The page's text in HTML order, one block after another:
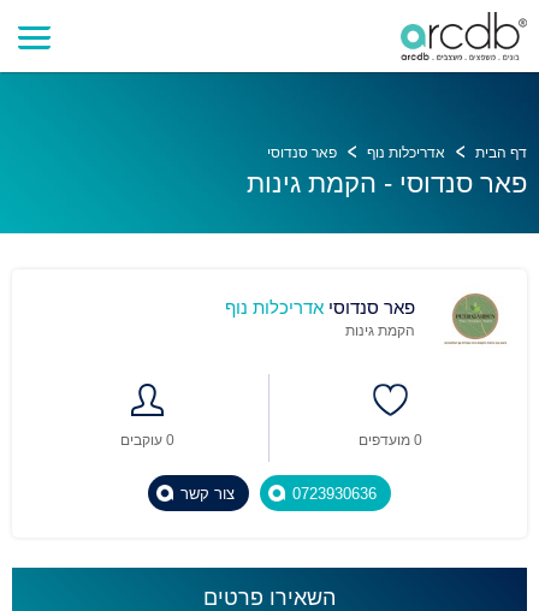
דף הבית אדריכלות נוף פאר סנדוסי
פאר סנדוסי - הקמת גינות
פאר סנדוסי אדריכלות נוף
הקמת גינות
0 עוקבים 0 מועדפים
צור קשר 0723930636
השאירו פרטים